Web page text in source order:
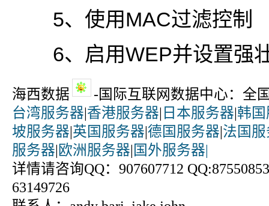
5、使用MAC过滤控制
6、启用WEP并设置强
海西数据
-国际互联网数据中心：全
台湾服务器|香港服务器| 日本服务器|韩
坡服务器|英国服务器|德国服务器|法国
服务器|欧洲服务器|国外服务器|
详情请咨询QQ：907607712
63149726